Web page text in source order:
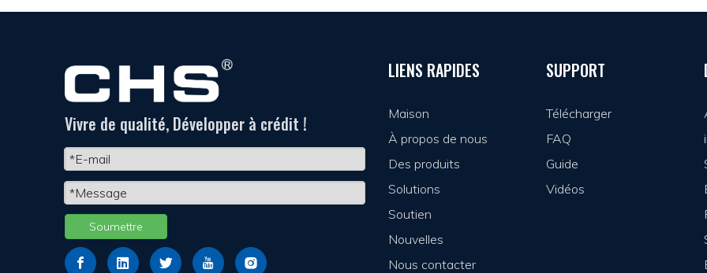
Vivre de qualité, Développer à crédit !
Soumettre
LIENS RAPIDES
Maison
À propos de nous
Des produits
Solutions
Soutien
Nouvelles
Nous contacter
SUPPORT
Télécharger
FAQ
Guide
Vidéos